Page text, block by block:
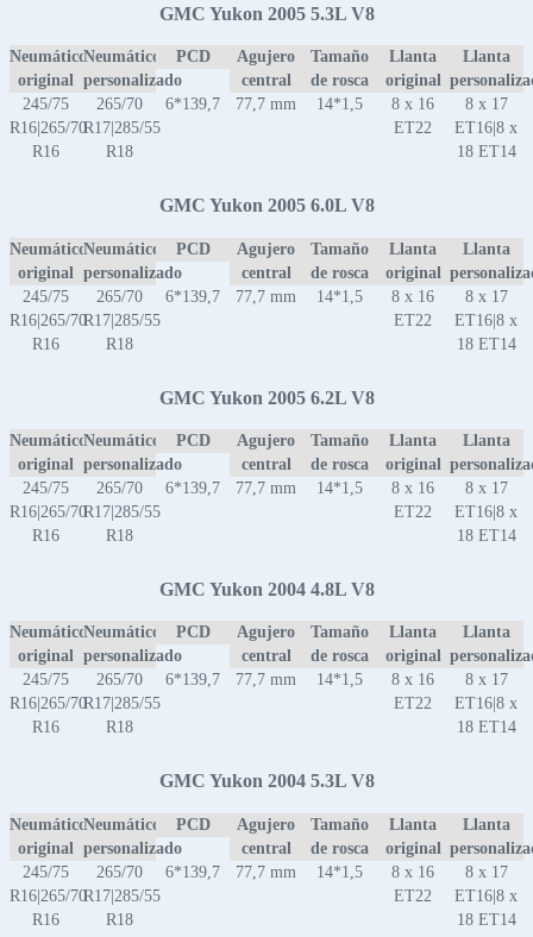
GMC Yukon 2005 5.3L V8
Neumático
original
Neumático
personalizado
PCD
Agujero
central
Tamaño
de rosca
Llanta
original
Llanta
245/75
R16|265/70
R16
265/70
R17|285/55
R18
6*139,7 77,7 mm 14*1,5
8 x 16
ET22
8 x 17
ET16|8 x
18 ET14
GMC Yukon 2005 6.0L V8
Neumático
original
Neumático
personalizado
PCD
Agujero
central
Tamaño
de rosca
Llanta
original
Llanta
245/75
R16|265/70
R16
265/70
R17|285/55
R18
6*139,7 77,7 mm 14*1,5
8 x 16
ET22
8 x 17
ET16|8 x
18 ET14
GMC Yukon 2005 6.2L V8
Neumático
original
Neumático
personalizado
PCD
Agujero
central
Tamaño
de rosca
Llanta
original
Llanta
245/75
R16|265/70
R16
265/70
R17|285/55
R18
6*139,7 77,7 mm 14*1,5
8 x 16
ET22
8 x 17
ET16|8 x
18 ET14
GMC Yukon 2004 4.8L V8
Neumático
original
Neumático
personalizado
PCD
Agujero
central
Tamaño
de rosca
Llanta
original
Llanta
245/75
R16|265/70
R16
265/70
R17|285/55
R18
6*139,7 77,7 mm 14*1,5
8 x 16
ET22
8 x 17
ET16|8 x
18 ET14
GMC Yukon 2004 5.3L V8
Neumático
original
Neumático
personalizado
PCD
Agujero
central
Tamaño
de rosca
Llanta
original
Llanta
245/75
R16|265/70
R16
265/70
R17|285/55
R18
6*139,7 77,7 mm 14*1,5
8 x 16
ET22
8 x 17
ET16|8 x
18 ET14